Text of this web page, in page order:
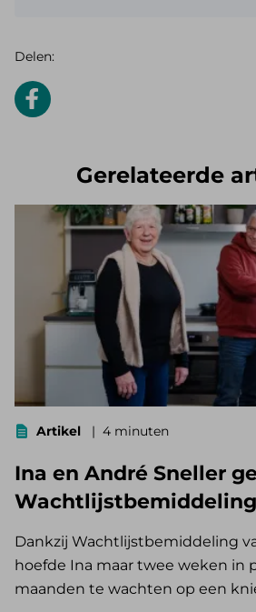
Delen:
Gerelateerde
Artikel 4 minuten
Ina en André Sneller
Wachtlijstbemiddeling
Dankzij Wachtlijstbemiddeling
hoefde Ina maar twee weken in
maanden te wachten op een